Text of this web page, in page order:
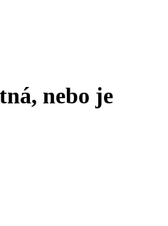
nebo je